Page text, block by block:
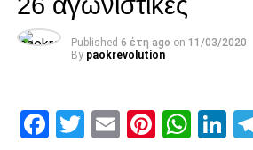
Ότο χάσει σπουδαία ευκαιρία με
περιοχή.
Ο Κοτάρσκι «έσωσε» τον Καμαρά
Καμαρά, ο οποίος προσπάθησε να
Published 6 έτη ago on 11/03/2020
By paokrevolution
Facebook
Twitter
Email